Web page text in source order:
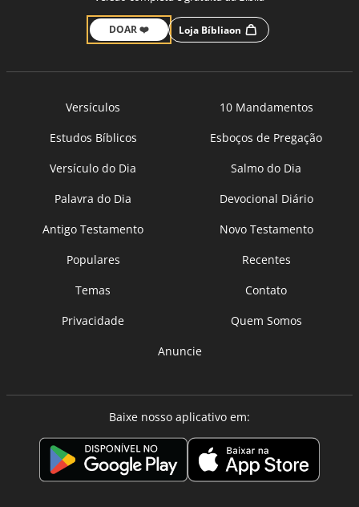
DOAR ❤️ Loja Bíbliaon
Versículos
10 Mandamentos
Estudos Bíblicos
Esboços de Pregação
Versículo do Dia
Salmo do Dia
Palavra do Dia
Devocional Diário
Antigo Testamento
Novo Testamento
Populares
Recentes
Temas
Contato
Privacidade
Quem Somos
Anuncie
Baixe nosso aplicativo em: